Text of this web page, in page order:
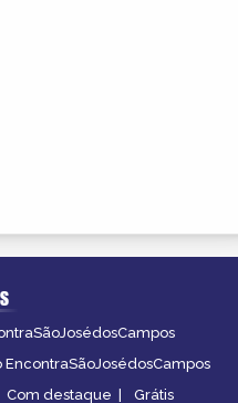
EncontraSãoJosédosCampos
Com destaque | Grátis